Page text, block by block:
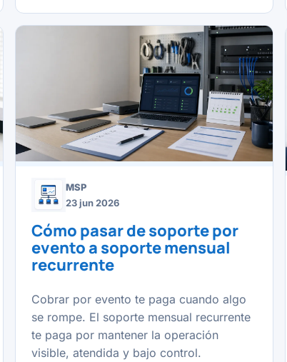
MSP
23 jun 2026
Cómo pasar de soporte por
evento a soporte mensual
recurrente
Cobrar por evento te paga cuando algo
se rompe. El soporte mensual recurrente
te paga por mantener la operación
visible, atendida y bajo control.